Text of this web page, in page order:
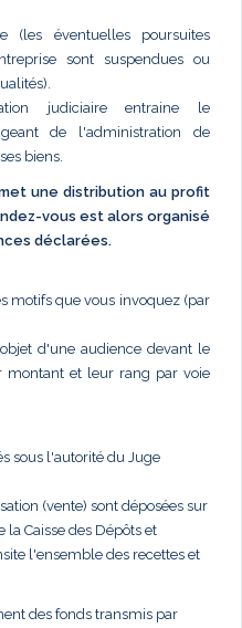
(les éventuelles poursuites
sont suspendues ou
judiciaire entraine le
de l'administration de
biens.
une distribution au profit
vous est alors organisé
déclarées.
motifs que vous invoquez (par
d'une audience devant le
montant et leur rang par voie
sous l'autorité du Juge
(vente) sont déposées sur
Caisse des Dépôts et
l'ensemble des recettes et
des fonds transmis par